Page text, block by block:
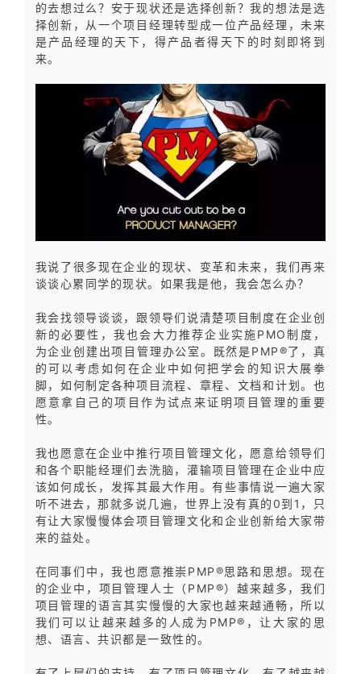
的去想过么？安于现状还是选择创新？我的想法是选
择创新，从一个项目经理转型成一位产品经理，未来
是产品经理的天下，得产品者得天下的时刻即将到
来。
我说了很多现在企业的现状、变革和未来，我们再来
谈谈心累同学的现状。如果我是他，我会怎么办？
我会找领导谈谈，跟领导们说清楚项目制度在企业创
新的必要性，我也会大力推荐企业实施PMO制度，
为企业创建出项目管理办公室。既然是PMP®了，真
的可以考虑如何在企业中如何把学会的知识大展拳
脚，如何制定各种项目流程、章程、文档和计划。也
愿意拿自己的项目作为试点来证明项目管理的重要
性。
我也愿意在企业中推行项目管理文化，愿意给领导们
和各个职能经理们去洗脑，灌输项目管理在企业中应
该如何成长，发挥其最大作用。有些事情说一遍大家
听不进去，那就多说几遍，世界上没有真的0到1，只
有让大家慢慢体会项目管理文化和企业创新给大家带
来的益处。
在同事们中，我也愿意推崇PMP®思路和思想。现在
的企业中，项目管理人士（PMP®）越来越多，我们
项目管理的语言其实慢慢的大家也越来越通畅，所以
我们可以让越来越多的人成为PMP®，让大家的思
想、语言、共识都是一致性的。